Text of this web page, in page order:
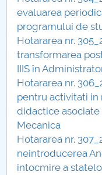
evaluarea
programului de
Hotararea nr.
transformarea
IIIS în
Hotararea nr.
pentru activitati in
didactice asociate
Mecanica
Hotararea nr.
neintroducerea
întocmire a